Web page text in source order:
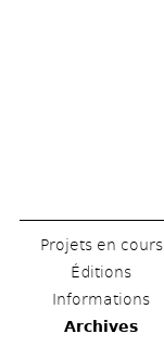
Projets en cours
Éditions
Informations
Archives